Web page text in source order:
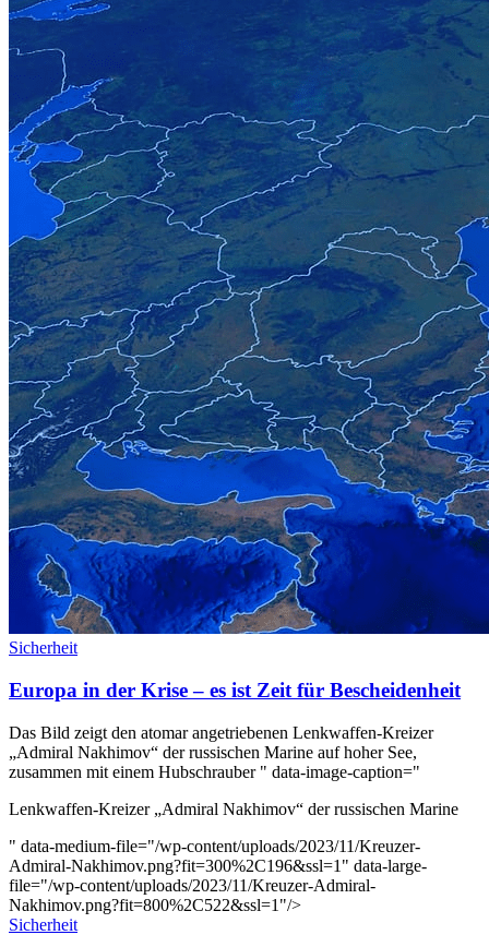
Sicherheit
Europa in der Krise – es ist Zeit für Bescheidenheit
Das Bild zeigt den atomar angetriebenen Lenkwaffen-Kreizer
„Admiral Nakhimov“ der russischen Marine auf hoher See,
zusammen mit einem Hubschrauber " data-image-caption="
Lenkwaffen-Kreizer „Admiral Nakhimov“ der russischen Marine
" data-medium-file="/wp-content/uploads/2023/11/Kreuzer-
Admiral-Nakhimov.png?fit=300%2C196&ssl=1" data-large-
file="/wp-content/uploads/2023/11/Kreuzer-Admiral-
Nakhimov.png?fit=800%2C522&ssl=1"/>
Sicherheit